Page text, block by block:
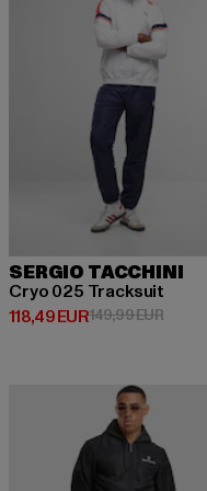
SERGIO TACCHINI
Cryo 025 Tracksuit
118,49 EUR
Prix courant: 118,49 EUR
149,99 EURPrix